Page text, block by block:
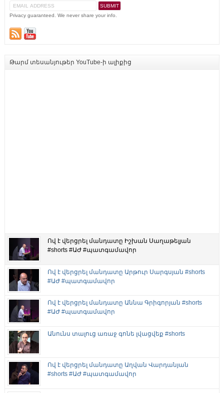
Privacy guaranteed. We never share your info.
Թարմ տեսանյութեր YouTube-ի ալիքից
Ով է վերցրել մանդատը Իշխան Սաղաթելյան
#shorts #ԱԺ #պատգամավոր
Ով է վերցրել մանդատը Արթուր Սարգսյան #shorts
#ԱԺ #պատգամավոր
Ով է վերցրել մանդատը Աննա Գրիգորյան #shorts
#ԱԺ #պատգամավոր
Անունս տալուց առաջ գոնե լվացվեք #shorts
Ով է վերցրել մանդատը Աղվան Վարդանյան
#shorts #ԱԺ #պատգամավոր